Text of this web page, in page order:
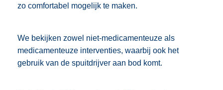
zo comfortabel mogelijk te maken.
We bekijken zowel niet-medicamenteuze als
medicamenteuze interventies, waarbij ook het
gebruik van de spuitdrijver aan bod komt.